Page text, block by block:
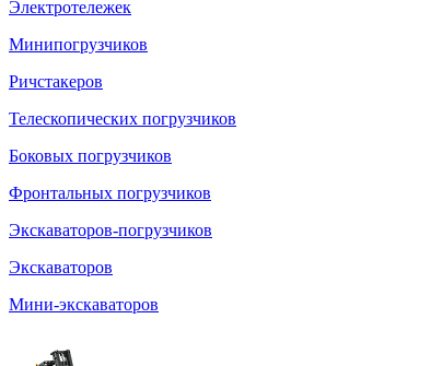
Электротележек
Минипогрузчиков
Ричстакеров
Телескопических погрузчиков
Боковых погрузчиков
Фронтальных погрузчиков
Экскаваторов-погрузчиков
Экскаваторов
Мини-экскаваторов